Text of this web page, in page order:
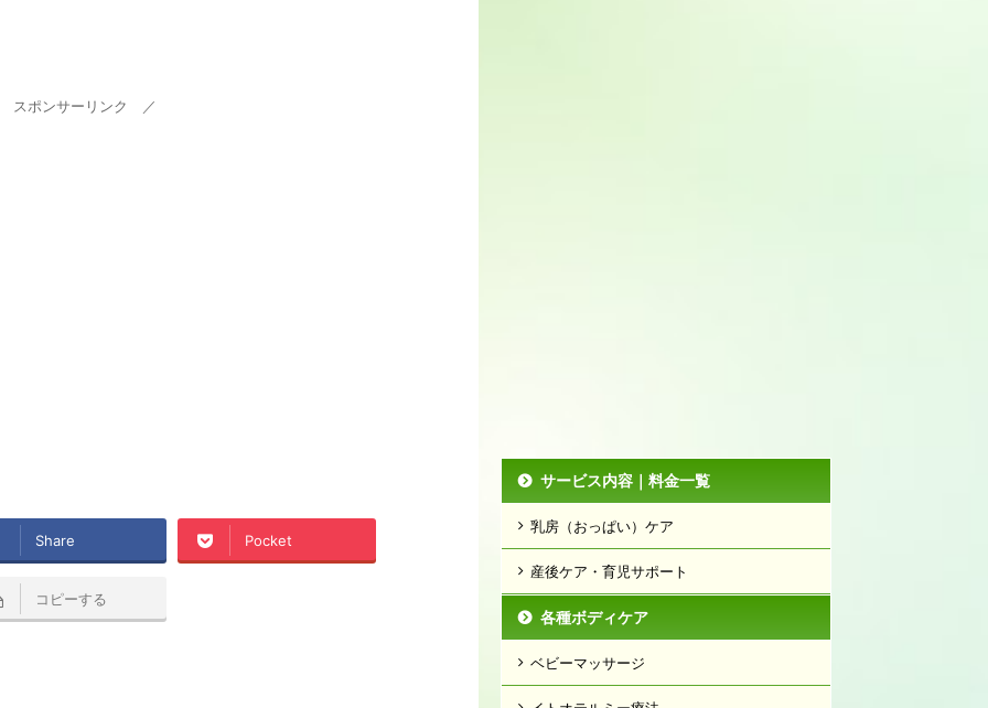
スポンサーリンク ／
Share Pocket
コピーする
サービス内容｜料金一覧
乳房（おっぱい）ケア
産後ケア・育児サポート
各種ボディケア
ベビーマッサージ